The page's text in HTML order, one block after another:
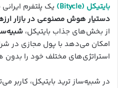
بایتیکل (Bitycle)
یک پلتفرم
دستیار هوش مصنوعی در بازار
از بخش‌های جذاب بایتیکل،
امکان می‌دهد با پول مجازی در
استراتژی‌های مختلف خود را
در شبیه‌ساز ترید بایتیکل، کاربر